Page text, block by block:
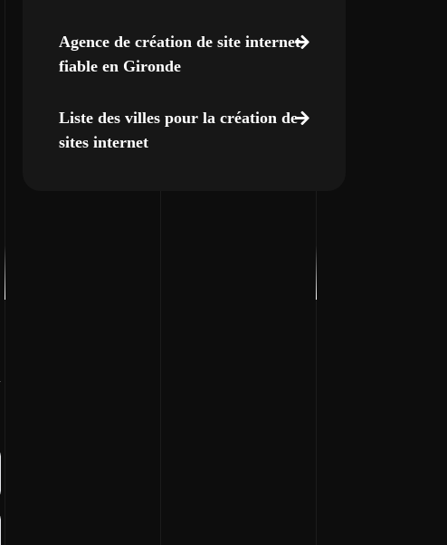
Agence de création de site internet
fiable en Gironde
Liste des villes pour la création de
sites internet